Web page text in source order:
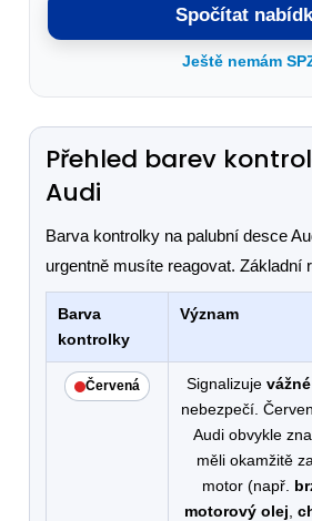
Spočítat
Ještě nemám
Přehled barev
Audi
Barva kontrolky na palubní desce
urgentně musíte reagovat. Základní
Barva
kontrolky
Význam
Červená Signalizuje
nebezpečí.
Audi obvykle
měli okamžitě
motor (např.
motorový olej